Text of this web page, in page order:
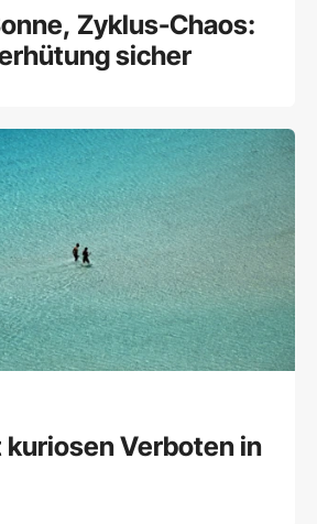
Zyklus-Chaos:
sicher
Verboten in